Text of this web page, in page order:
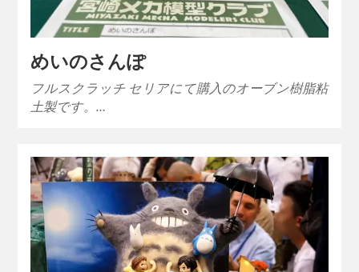
めいのさんぽ
フルスクラッチ セリアにて購入のオーブン樹脂粘
土製です。…